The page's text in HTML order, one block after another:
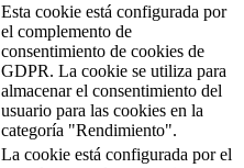
Esta cookie está configurada por
el complemento de
consentimiento de cookies de
GDPR. La cookie se utiliza para
almacenar el consentimiento del
usuario para las cookies en la
categoría "Rendimiento".
La cookie está configurada por el